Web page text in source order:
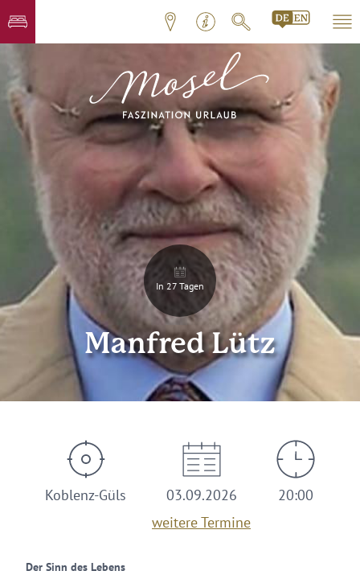
In 27 Tagen
Manfred Lütz
Koblenz-Güls
03.09.2026
weitere Termine
20:00
Der Sinn des Lebens